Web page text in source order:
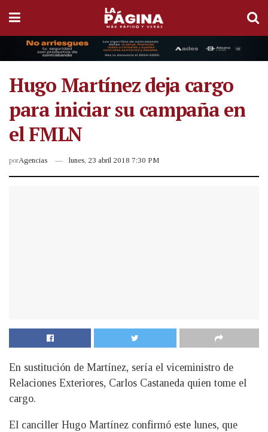
Hugo Martínez deja cargo
para iniciar su campaña en
el FMLN
porAgencias lunes, 23 abril 2018 7:30 PM
En sustitución de Martínez, sería el viceministro de
Relaciones Exteriores, Carlos Castaneda quien tome el
cargo.
El canciller Hugo Martínez confirmó este lunes, que